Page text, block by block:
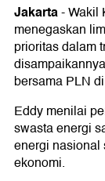
Jakarta-Wakil
menegaskan
prioritas dalam
bersama PLN
Eddy menilai
swasta energi
energi nasional
ekonomi.